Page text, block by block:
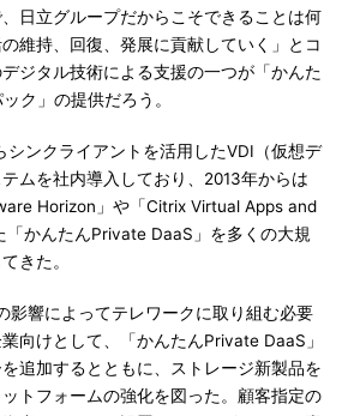
日立グループだからこそできることは何
維持、回復、発展に貢献していく」とコ
ジタル技術による支援の一つが「かんた
ク」の提供だろう。
ンクライアントを活用したVDI（仮想デ
ムを社内導入しており、2013年からは
Horizon」や「Citrix Virtual Apps and
「かんたんPrivate DaaS」を多くの大規
きた。
影響によってテレワークに取り組む必要
向けとして、「かんたんPrivate DaaS」
追加するとともに、ストレージ新製品を
トフォームの強化を図った。顧客指定の